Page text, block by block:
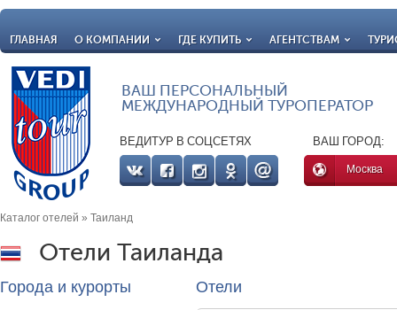
ГЛАВНАЯ О КОМПАНИИ ГДЕ КУПИТЬ АГЕНТСТВАМ
ВАШ ПЕРСОНАЛЬНЫЙ
МЕЖДУНАРОДНЫЙ ТУРОПЕРАТОР
ВЕДИТУР В СОЦСЕТЯХ ВАШ ГОРОД:
Москва
Каталог отелей » Таиланд
Отели Таиланда
Города и курорты Отели